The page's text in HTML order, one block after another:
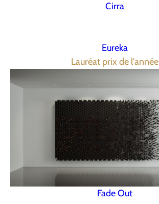
Cirra
Eureka
Lauréat prix de l'année
Fade Out